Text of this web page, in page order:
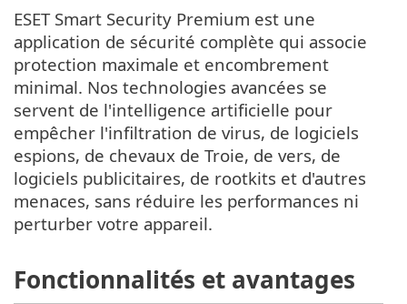
ESET Smart Security Premium est une
application de sécurité complète qui associe
protection maximale et encombrement
minimal. Nos technologies avancées se
servent de l'intelligence artificielle pour
empêcher l'infiltration de virus, de logiciels
espions, de chevaux de Troie, de vers, de
logiciels publicitaires, de rootkits et d'autres
menaces, sans réduire les performances ni
perturber votre appareil.
Fonctionnalités et avantages